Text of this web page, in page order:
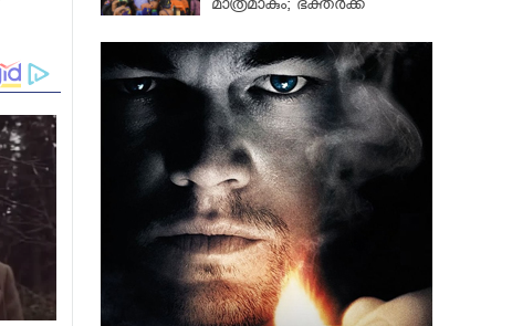
മാത്രമാകും; ഭക്തർക്ക്